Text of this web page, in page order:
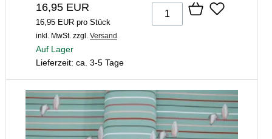
16,95 EUR
16,95 EUR pro Stück
inkl. MwSt. zzgl. Versand
Auf Lager
Lieferzeit: ca. 3-5 Tage